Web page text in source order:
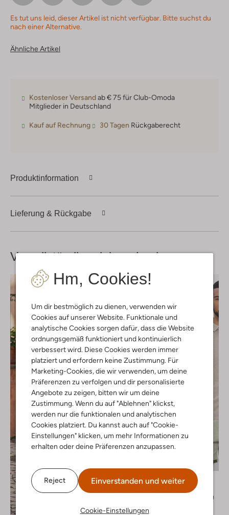
Hm, Cookies!
Um dir bestmöglich zu dienen, verwenden wir
Cookies auf unserer Website. Funktionale und
analytische Cookies sorgen dafür, dass die Website
ordnungsgemäß funktioniert und kontinuierlich
verbessert wird. Diese Cookies werden immer
platziert und erfordern keine Zustimmung. Für
Marketing-Cookies, die wir verwenden, um deine
Präferenzen zu verfolgen und dir personalisierte
Angebote zu zeigen, bitten wir um deine
Zustimmung. Wenn du auf "Ablehnen" klickst,
werden nur die funktionalen und analytischen
Cookies platziert. Du kannst auch auf "Cookie-
Einstellungen" klicken, um mehr Informationen zu
erhalten oder deine Präferenzen anzupassen.
Reject Einverstanden und weiter
Cookie-Einstellungen
Es tut uns leid, dieser Artikel ist nicht verfügbar. Bitte suchst du
nach einer Alternative.
Ähnliche Artikel
Kostenloser Versandab € 75 für Club-Omoda
Mitglieder in Deutschland
Kauf auf Rechnung 30 Tagen Rückgaberecht
Produktinformation
Lieferung & Rückgabe
Vervollständige deinenLook
Saint Steve
Polo-Shirt
€ 63,99